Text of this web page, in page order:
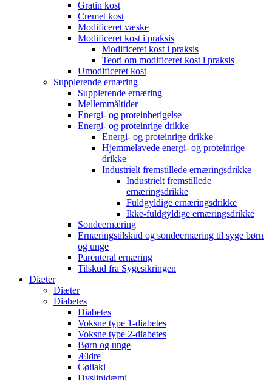
Gratin kost
Cremet kost
Modificeret væske
Modificeret kost i praksis
Modificeret kost i praksis
Teori om modificeret kost i praksis
Umodificeret kost
Supplerende ernæring
Supplerende ernæring
Mellemmåltider
Energi- og proteinberigelse
Energi- og proteinrige drikke
Energi- og proteinrige drikke
Hjemmelavede energi- og proteinrige
drikke
Industrielt fremstillede ernæringsdrikke
Industrielt fremstillede
ernæringsdrikke
Fuldgyldige ernæringsdrikke
Ikke-fuldgyldige ernæringsdrikke
Sondeernæring
Ernæringstilskud og sondeernæring til syge børn
og unge
Parenteral ernæring
Tilskud fra Sygesikringen
Diæter
Diæter
Diabetes
Diabetes
Voksne type 1-diabetes
Voksne type 2-diabetes
Børn og unge
Ældre
Cøliaki
Dyslipidæmi